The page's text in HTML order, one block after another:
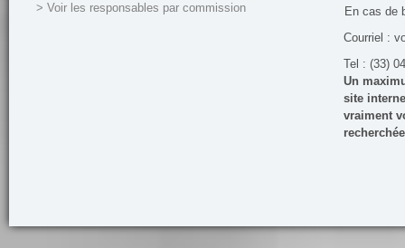
> Voir les responsables par commission
En cas de
Courriel :
Tel : (33)
Un
site
vraiment